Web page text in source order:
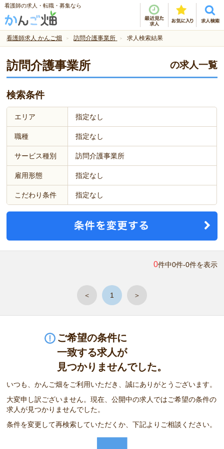
看護師の求人・転職・募集なら
看護師求人 かんご畑 訪問介護事業所 求人検索結果
訪問介護事業所 の求人一覧
検索条件
エリア 指定なし
職種 指定なし
サービス種別 訪問介護事業所
雇用形態 指定なし
こだわり条件 指定なし
0件中0件-0件を表示
＜ 1 ＞
ご希望の条件に
一致する求人が
見つかりませんでした。
いつも、かんご畑をご利用いただき、誠にありがとうございます。
大変申し訳ございません。現在、公開中の求人ではご希望の条件の
求人が見つかりませんでした。
条件を変更して再検索していただくか、下記よりご相談ください。